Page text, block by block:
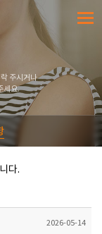
전체
락 주시거나
세요.
다.
2026-05-14